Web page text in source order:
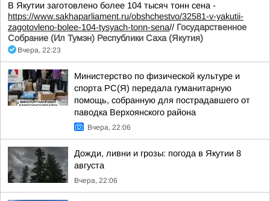
В Якутии заготовлено более 104 тысяч тонн сена -
https://www.sakhaparliament.ru/obshchestvo/32581-v-yakutii-
zagotovleno-bolee-104-tysyach-tonn-sena// Государственное
Собрание (Ил Тумэн) Республики Саха (Якутия)
Вчера, 22:23
Министерство по физической культуре и
спорта РС(Я) передала гуманитарную
помощь, собранную для пострадавшего от
паводка Верхоянского района
Вчера, 22:06
Дожди, ливни и грозы: погода в Якутии 8
августа
Вчера, 22:06